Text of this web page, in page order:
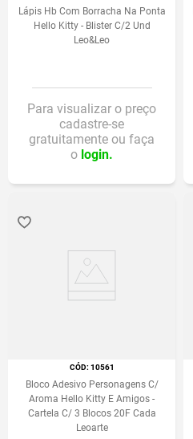
Lápis Hb Com Borracha Na Ponta
Hello Kitty - Blister C/2 Und
Leo&Leo
Para visualizar o preço
cadastre-se
gratuitamente ou faça
o login.
:10561
Bloco Adesivo Personagens C/
Aroma Hello Kitty E Amigos -
Cartela C/ 3 Blocos 20F Cada
Leoarte